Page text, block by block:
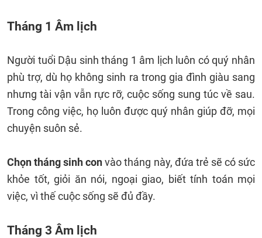
Tháng 1 Âm lịch
Người tuổi Dậu sinh tháng 1 âm lịch luôn có quý nhân
phù trợ, dù họ không sinh ra trong gia đình giàu sang
nhưng tài vận vẫn rực rỡ, cuộc sống sung túc về sau.
Trong công việc, họ luôn được quý nhân giúp đỡ, mọi
chuyện suôn sẻ.
Chọn tháng sinh convào tháng này, đứa trẻ sẽ có sức
khỏe tốt, giỏi ăn nói, ngoại giao, biết tính toán mọi
việc, vì thế cuộc sống sẽ đủ đầy.
Tháng 3 Âm lịch